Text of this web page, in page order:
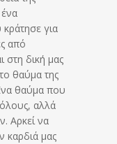
για
από
στη δική μας
θαύμα της
θαύμα που
όλους, αλλά
Αρκεί να
καρδιά μας